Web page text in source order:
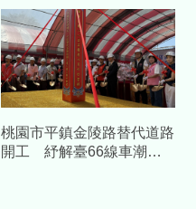
桃園市平鎮金陵路替代道路
開工 紓解臺66線車潮中